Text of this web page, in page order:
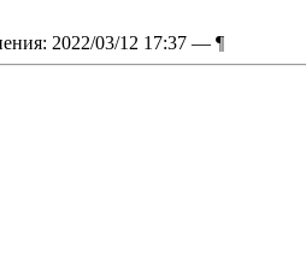
2022/03/12 17:37 — ¶